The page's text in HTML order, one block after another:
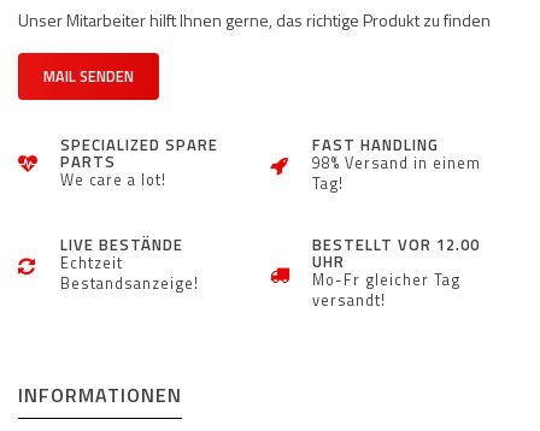
Unser Mitarbeiter hilft Ihnen gerne, das richtige Produkt zu finden
MAIL SENDEN
SPECIALIZED SPARE
PARTS
We care a lot!
FAST HANDLING
98% Versand in einem
Tag!
LIVE BESTÄNDE
Echtzeit
Bestandsanzeige!
BESTELLT VOR 12.00
UHR
Mo-Fr gleicher Tag
versandt!
INFORMATIONEN